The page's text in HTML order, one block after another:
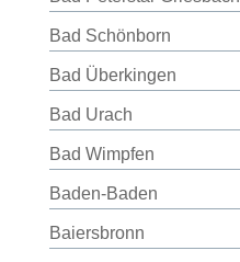
Bad Schönborn
Bad Überkingen
Bad Urach
Bad Wimpfen
Baden-Baden
Baiersbronn